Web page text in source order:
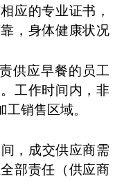
应的专业证书，
，身体健康状况
供应早餐的员工
工作时间内，非
销售区域。
，成交供应商需
部责任（供应商